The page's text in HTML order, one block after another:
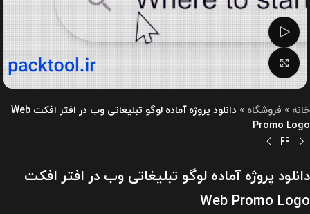
تماشای ویدئو
بزرگنمایی تصویر
خانه » فروشگاه »
دانلود پروژه آماده لوگو تبلیغاتی وب در افتر افکت Web
Promo Logo
دانلود پروژه آماده لوگو تبلیغاتی وب در افتر افکت
Web Promo Logo